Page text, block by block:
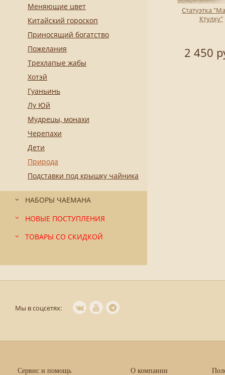
Меняющие цвет
Китайский гороскоп
Приносящий богатство
Пожелания
Трехлапые жабы
Хотэй
Гуаньинь
Лу Юй
Мудрецы, монахи
Черепахи
Дети
Природа
Подставки под крышку чайника
НАБОРЫ ЧАЕМАНА
НОВЫЕ ПОСТУПЛЕНИЯ
ТОВАРЫ СО СКИДКОЙ
Статуэтка
Ктулху"
2 450
Мы в соцсетях:
Сервис и помощь О компании